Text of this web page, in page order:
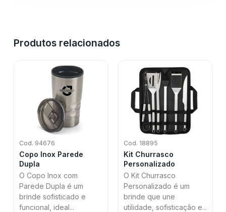
Produtos relacionados
Cod. 94676
Copo Inox Parede
Dupla
O Copo Inox com
Parede Dupla é um
brinde sofisticado e
funcional, ideal...
Cod. 18895
Kit Churrasco
Personalizado
O Kit Churrasco
Personalizado é um
brinde que une
utilidade, sofisticação e...